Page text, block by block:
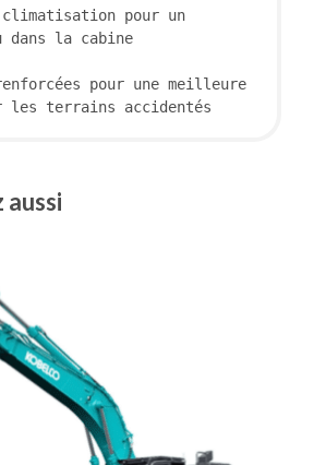
climatisation pour un
dans la cabine
pour une meilleure
les terrains accidentés
aussi